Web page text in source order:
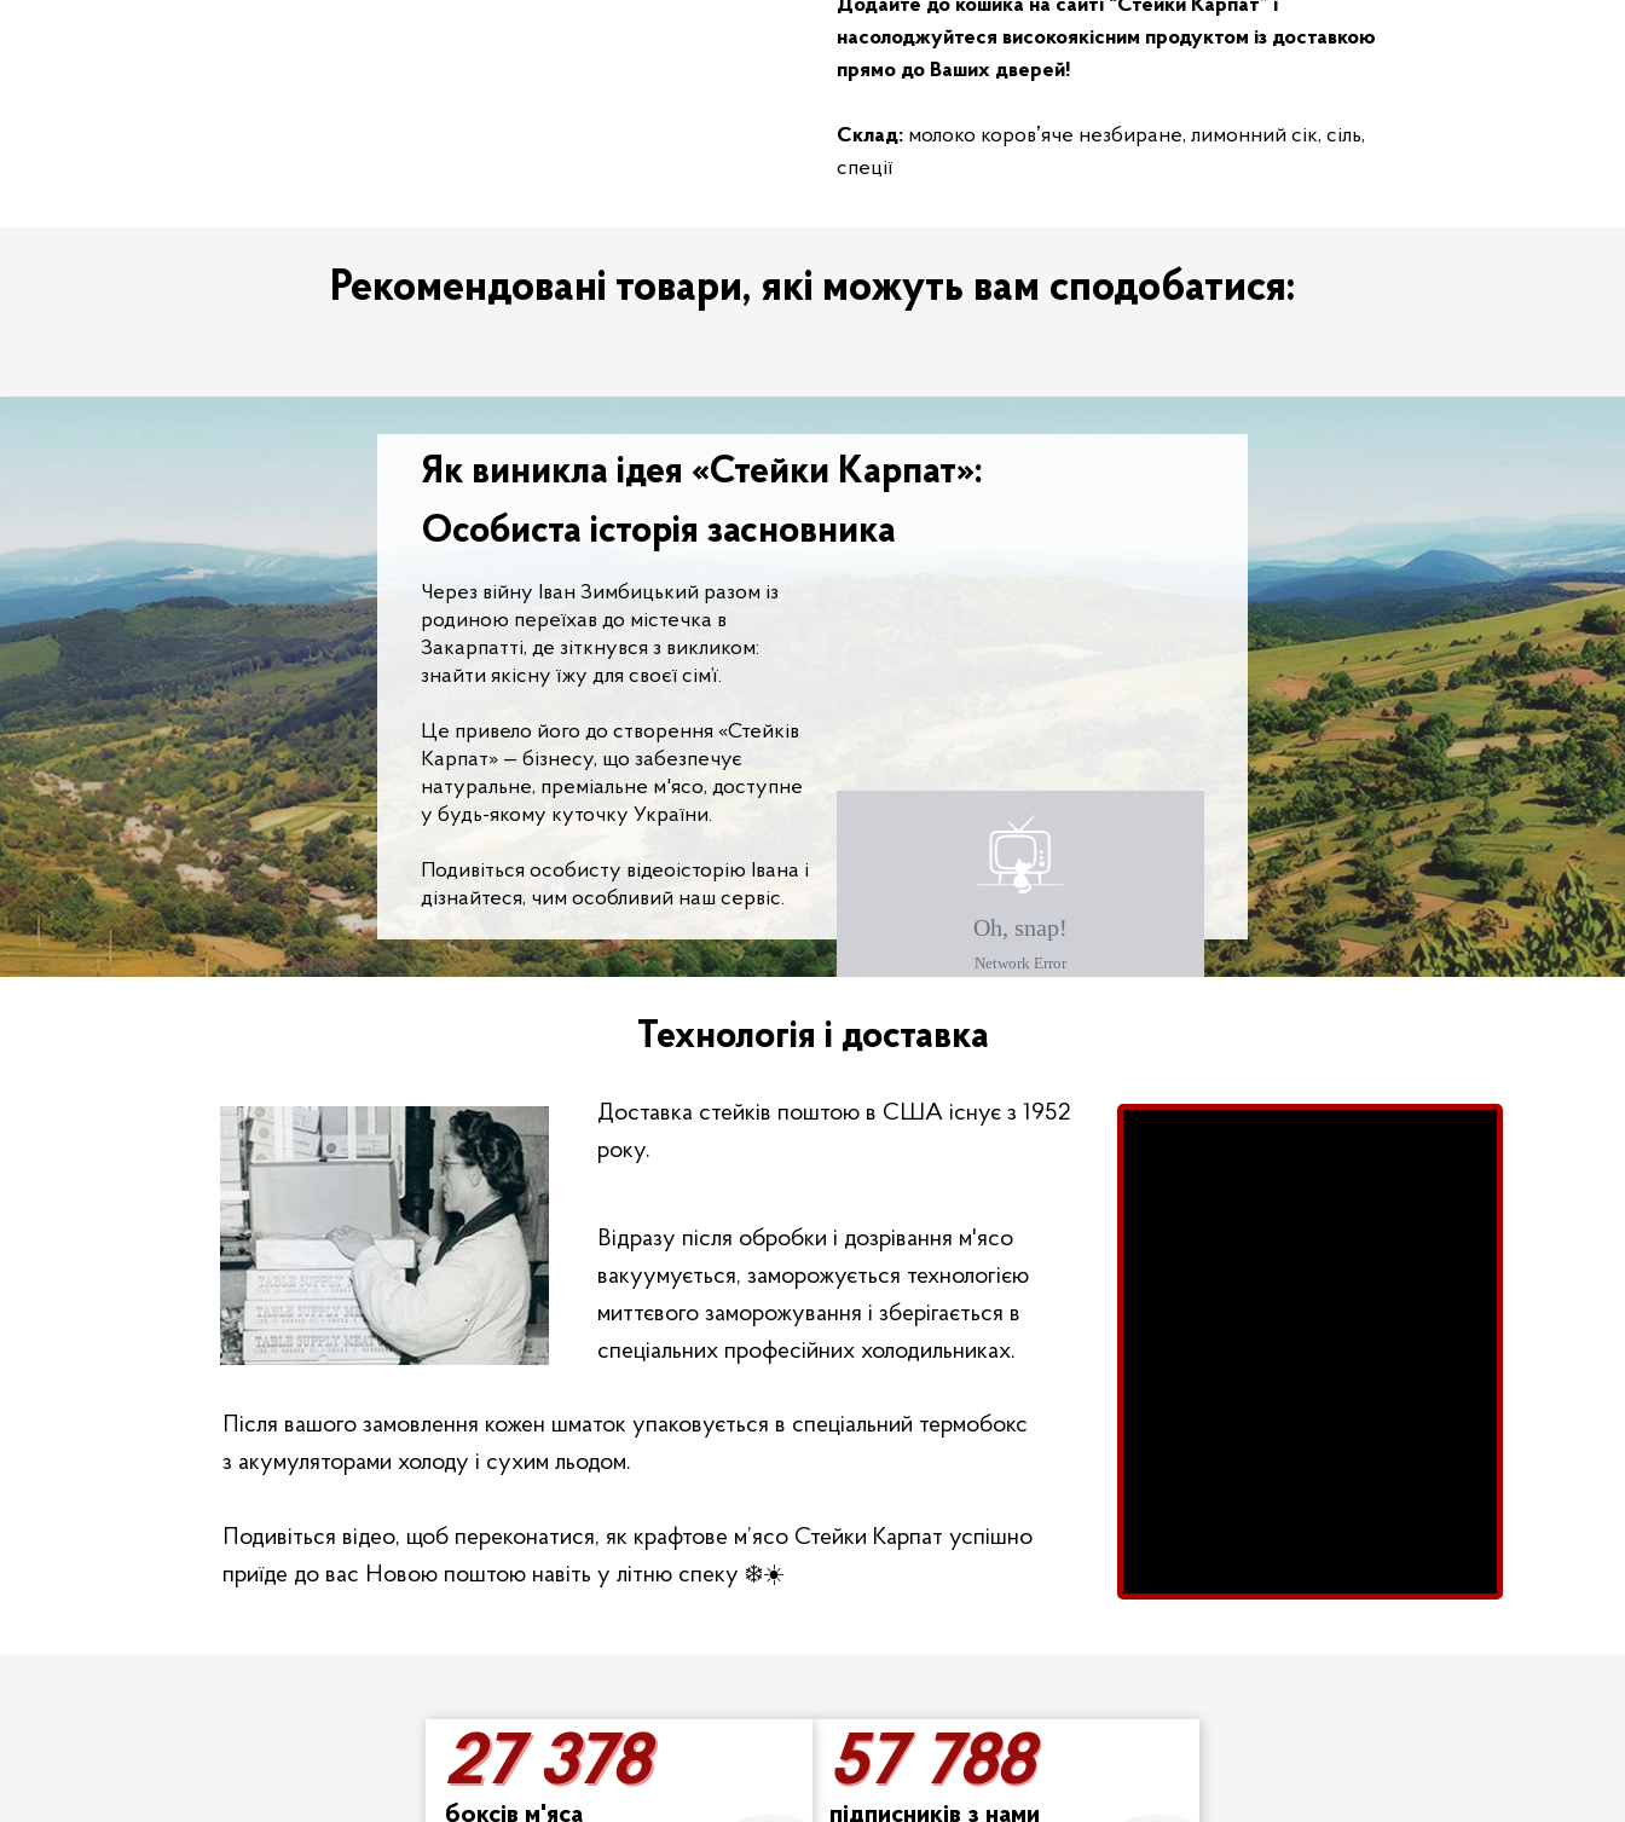
Додайте до кошика на сайті “Стейки Карпат” і
насолоджуйтеся високоякісним продуктом із доставкою
прямо до Ваших дверей!
Склад: молоко коровʼяче незбиране, лимонний сік, сіль,
спеції
Рекомендовані товари, які можуть вам сподобатися:
Через війну Іван Зимбицький разом із
родиною переїхав до містечка в
Закарпатті, де зіткнувся з викликом:
знайти якісну їжу для своєї сім’ї.
Це привело його до створення «Стейків
Карпат» — бізнесу, що забезпечує
натуральне, преміальне м'ясо, доступне
у будь-якому куточку України.
Подивіться особисту відеоісторію Івана і
дізнайтеся, чим особливий наш сервіс.
Як виникла ідея «Стейки Карпат»:
Особиста історія засновника
Доставка стейків поштою в США існує з 1952
року.
Технологія і доставка
Після вашого замовлення кожен шматок упаковується в спеціальний термобокс
з акумуляторами холоду і сухим льодом.
Подивіться відео, щоб переконатися, як крафтове м’ясо Стейки Карпат успішно
приїде до вас Новою поштою навіть у літню спеку ❄️☀️
Відразу після обробки і дозрівання м'ясо
вакуумується, заморожується технологією
миттєвого заморожування і зберігається в
спеціальних професійних холодильниках.
57 788
57 788
27 378
27 378
боксів м'яса підписників з нами